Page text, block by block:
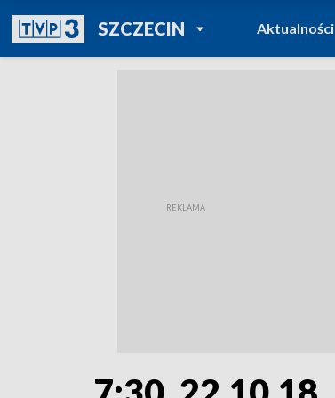
SZCZECINPOWRÓT DO
TVP REGIONY
Aktualności